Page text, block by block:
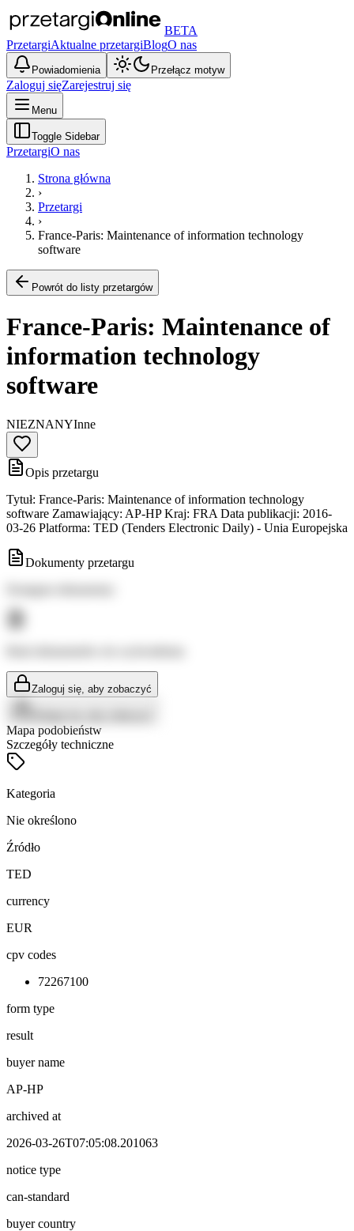
BETA
PrzetargiAktualne przetargiBlogO nas
Powiadomienia Przełącz motyw
Zaloguj sięZarejestruj się
Menu
Toggle Sidebar
PrzetargiO nas
Strona główna
›
Przetargi
›
France-Paris: Maintenance of information technology
software
Powrót do listy przetargów
France-Paris: Maintenance of
information technology
software
NIEZNANYInne
Opis przetargu
Tytuł: France-Paris: Maintenance of information technology
software Zamawiający: AP-HP Kraj: FRA Data publikacji: 2016-
03-26 Platforma: TED (Tenders Electronic Daily) - Unia Europejska
Dokumenty przetargu
Zaloguj się, aby zobaczyć
Mapa podobieństw
Szczegóły techniczne
Kategoria
Nie określono
Źródło
TED
currency
EUR
cpv codes
72267100
form type
result
buyer name
AP-HP
archived at
2026-03-26T07:05:08.201063
notice type
can-standard
buyer country